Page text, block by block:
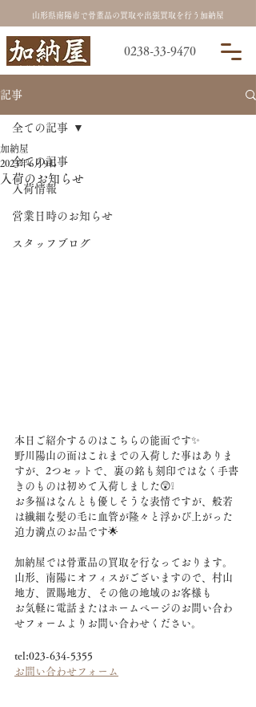
0238-33-9470
山形県南陽市で骨董品の買取や出張買取を行う加納屋
記事
全ての記事
入荷情報
営業日時のお知らせ
スタッフブログ
全ての記事
入荷のお知らせ
加納屋
2023年6月9日
本日ご紹介するのはこちらの能面です✨
野川陽山の面はこれまでの入荷した事はありま
すが、2つセットで、裏の銘も刻印ではなく手書
きのものは初めて入荷しました😲❕
お多福はなんとも優しそうな表情ですが、般若
は繊細な髪の毛に血管が隆々と浮かび上がった
迫力満点のお品です🌟
加納屋では骨董品の買取を行なっております。
山形、南陽にオフィスがございますので、村山
地方、置賜地方、その他の地域のお客様も
お気軽に電話またはホームページのお問い合わ
せフォームよりお問い合わせください。
tel:023-634-5355
お問い合わせフォーム